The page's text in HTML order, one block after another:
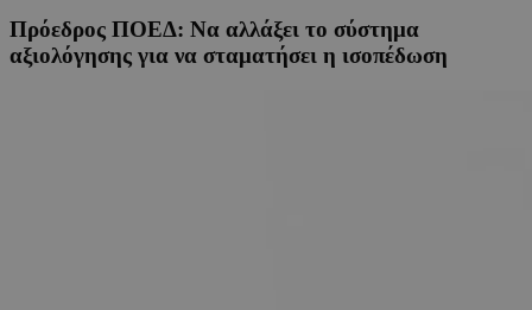
Πρόεδρος ΠΟΕΔ: Να αλλάξει το σύστημα
αξιολόγησης για να σταματήσει η ισοπέδωση